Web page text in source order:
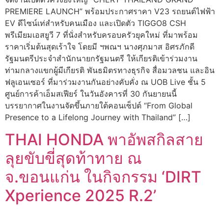
PREMIERE LAUNCH” พร้อมประกาศราคา V23 รถยนต์ไฟฟ้า
EV ดีไซน์เท่สำหรับคนเมือง และเปิดตัว TIGGO8 CSH
พรีเมียมเอสยูวี 7 ที่นั่งสำหรับครอบครัวยุคใหม่ ที่มาพร้อม
ราคาเริ่มต้นสุดเร้าใจ โดยมี ฯพณฯ นางศุภมาส อิศรภักดี
รัฐมนตรีประจำสำนักนายกรัฐมนตรี ให้เกียรติเข้าร่วมงาน
ท่ามกลางแขกผู้มีเกียรติ พันธมิตรทางธุรกิจ สื่อมวลชน และอิน
ฟลูเอนเซอร์ ที่มาร่วมงานกันอย่างคับคั่ง ณ UOB Live ชั้น 5
ศูนย์การค้าเอ็มสเฟียร์ ในวันอังคารที่ 30 กันยายนนี้
บรรยากาศในงานจัดขึ้นภายใต้คอนเซ็ปต์ “From Global
Presence to a Lifelong Journey with Thailand” […]
THAI HONDA พาอัพสกิลสาย
ลุยขับขี่สุดท้าทาย ณ
จ.ขอนแก่น ในกิจกรรม ‘DIRT
Xperience 2025 R.2’